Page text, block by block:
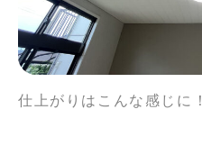
仕上がりはこんな感じに！